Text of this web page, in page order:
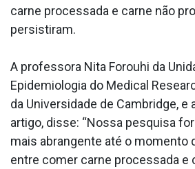
carne processada e carne não
persistiram.
A professora Nita Forouhi da
Epidemiologia do Medical
da Universidade de Cambridge, e
artigo, disse: “Nossa pesquisa
mais abrangente até o momento
entre comer carne processada e